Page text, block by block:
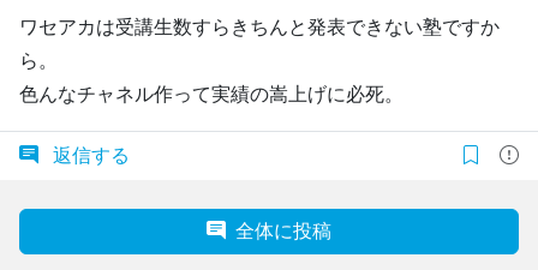
ワセアカは受講生数すらきちんと発表できない塾ですか
ら。
色んなチャネル作って実績の嵩上げに必死。
返信する
全体に投稿